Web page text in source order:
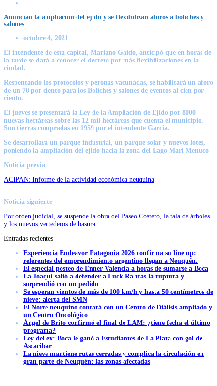
Anuncian la ampliación del ejido y se flexibilizan aforos a boliches y
salones
octubre 4, 2021
El intendente de esta capital, Mariano Gaido, anticipó que en horas de
la tarde se dará a conocer el decreto por más flexibilizaciones en la
ciudad.
Respentando los protocolos y peronas vacunadas, se habilitará un aforo
de un 70 por ciento para los Boliches y salones de eventos al cien por
ciento.
El jueves se presentará la Ley de la Ampliación de Ejido por 8000
nuevas hectáreas sobre las 12 mil hectáreas que cuenta el municipio.
Son tierras compradas en 1959 por el intendente Garcia.
Se desarrollará un parque industrial, un parque solar y nuevos lotes,
poniendo la ampliación del ejido hacia la zona del Lago Mari Menuco
Noticia previa
ACIPAN: Informe de la actividad económica neuquina
Noticia siguiente
Por orden judicial, se suspende la obra del Paseo Costero, la tala de árboles
y los nuevos vertederos de basura
Entradas recientes
Experiencia Endeavor Patagonia 2026 confirma su line up:
referentes del emprendimiento argentino llegan a Neuquén.
El especial posteo de Enner Valencia a horas de sumarse a Boca
La Joaqui salió a defender a Luck Ra tras la ruptura y
sorprendió con un pedido
Se esperan vientos de más de 100 km/h y hasta 50 centímetros de
nieve: alerta del SMN
El Norte neuquino contará con un Centro de Diálisis ampliado y
un Centro Oncológico
Ángel de Brito confirmó el final de LAM: ¿tiene fecha el último
programa?
Ley del ex: Boca le ganó a Estudiantes de La Plata con gol de
Ascacibar
La nieve mantiene rutas cerradas y complica la circulación en
gran parte de Neuquén: las zonas afectadas